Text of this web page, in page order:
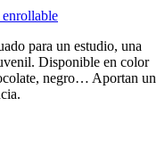
para un estudio, una
Disponible en color
negro… Aportan un